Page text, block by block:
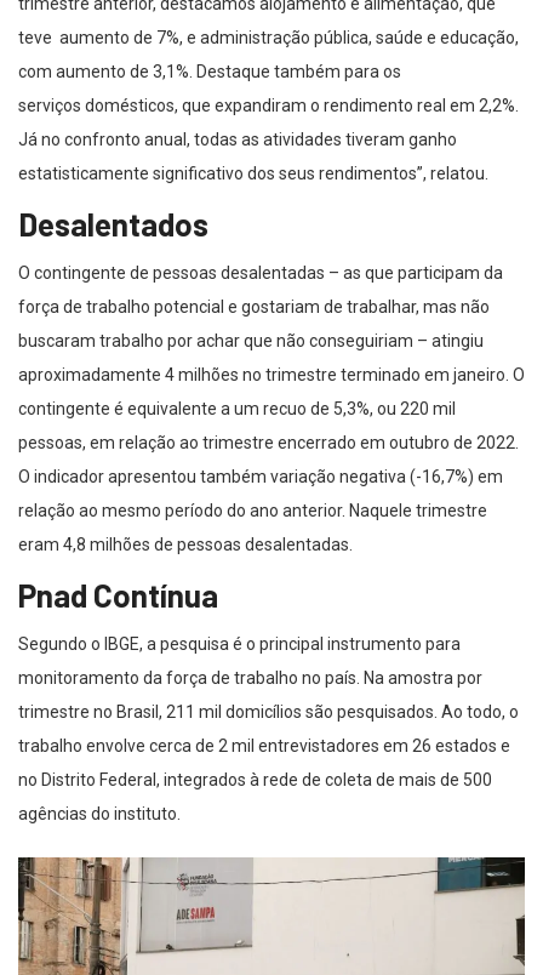
trimestre anterior, destacamos alojamento e alimentação, que
teve aumento de 7%, e administração pública, saúde e educação,
com aumento de 3,1%. Destaque também para os
serviços domésticos, que expandiram o rendimento real em 2,2%.
Já no confronto anual, todas as atividades tiveram ganho
estatisticamente significativo dos seus rendimentos”, relatou.
Desalentados
O contingente de pessoas desalentadas – as que participam da
força de trabalho potencial e gostariam de trabalhar, mas não
buscaram trabalho por achar que não conseguiriam – atingiu
aproximadamente 4 milhões no trimestre terminado em janeiro. O
contingente é equivalente a um recuo de 5,3%, ou 220 mil
pessoas, em relação ao trimestre encerrado em outubro de 2022.
O indicador apresentou também variação negativa (-16,7%) em
relação ao mesmo período do ano anterior. Naquele trimestre
eram 4,8 milhões de pessoas desalentadas.
Pnad Contínua
Segundo o IBGE, a pesquisa é o principal instrumento para
monitoramento da força de trabalho no país. Na amostra por
trimestre no Brasil, 211 mil domicílios são pesquisados. Ao todo, o
trabalho envolve cerca de 2 mil entrevistadores em 26 estados e
no Distrito Federal, integrados à rede de coleta de mais de 500
agências do instituto.